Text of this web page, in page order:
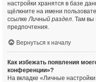
настройки хранятся в базе
щёлкните на имени
ссылкеЛичный раздел. Там вы
предпочтения.
Вернуться к началу
Как избежать появления
конференции»?
На вкладке «Личные